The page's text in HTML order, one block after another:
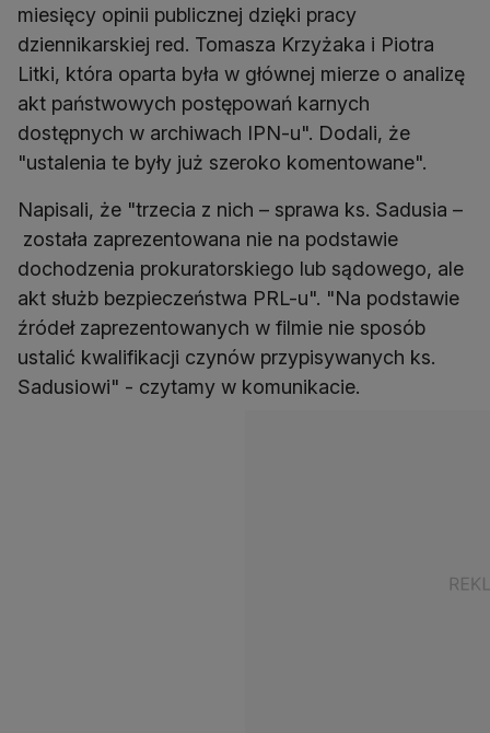
miesięcy opinii publicznej dzięki pracy
dziennikarskiej red. Tomasza Krzyżaka i Piotra
Litki, która oparta była w głównej mierze o analizę
akt państwowych postępowań karnych
dostępnych w archiwach IPN-u". Dodali, że
"ustalenia te były już szeroko komentowane".
Napisali, że "trzecia z nich – sprawa ks. Sadusia –
została zaprezentowana nie na podstawie
dochodzenia prokuratorskiego lub sądowego, ale
akt służb bezpieczeństwa PRL-u". "Na podstawie
źródeł zaprezentowanych w filmie nie sposób
ustalić kwalifikacji czynów przypisywanych ks.
Sadusiowi" - czytamy w komunikacie.